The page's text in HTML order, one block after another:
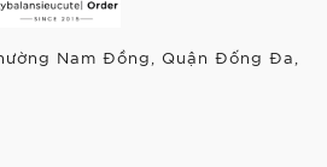
Nam Đồng, Quận Đống Đa,